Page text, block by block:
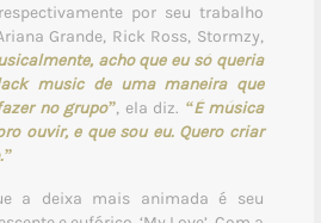
por seu trabalho
Grande, Rick Ross, Stormzy,
acho que eu só queria
music de uma maneira que
no grupo”, ela diz. “É música
ouvir, e que sou eu. Quero criar
a deixa mais animada é seu